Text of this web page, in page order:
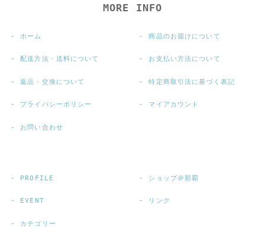
MORE INFO
ホーム 商品のお届けについて
配送方法・送料について お支払い方法について
返品・交換について 特定商取引法に基づく表記
プライバシーポリシー マイアカウント
お問い合わせ
PROFILE ショップ＠那覇
EVENT リンク
カテゴリー